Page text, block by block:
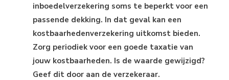
inboedelverzekering soms te beperkt voor een
passende dekking. In dat geval kan een
kostbaarhedenverzekering uitkomst bieden.
Zorg periodiek voor een goede taxatie van
jouw kostbaarheden. Is de waarde gewijzigd?
Geef dit door aan de verzekeraar.